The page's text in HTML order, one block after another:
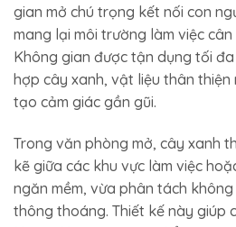
gian mở chú trọng kết nối con
mang lại môi trường làm việc
Không gian được tận dụng tối
hợp cây xanh, vật liệu thân
tạo cảm giác gần gũi.
Trong văn phòng mở, cây xanh
kẽ giữa các khu vực làm việc
ngăn mềm, vừa phân tách
thông thoáng. Thiết kế này giúp